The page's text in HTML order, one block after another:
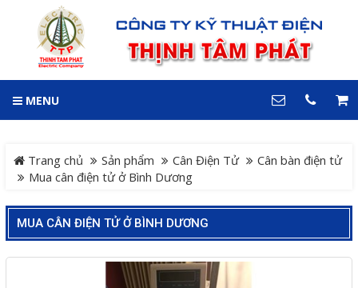
MENU
Trang chủ Sản phẩm Cân Điện Tử
Cân bàn điện tử
Mua cân điện tử ở Bình Dương
MUA CÂN ĐIỆN TỬ Ở BÌNH DƯƠNG
Trang chủ
Sản phẩm
Hệ Thống Cảnh Báo An
GIỎ HÀNG
LIÊN HỆ
Hotline
0909 199 102
64 đường 24, KDC Hiệp
Thủ Dầu Một, Tỉnh Bình
Dương